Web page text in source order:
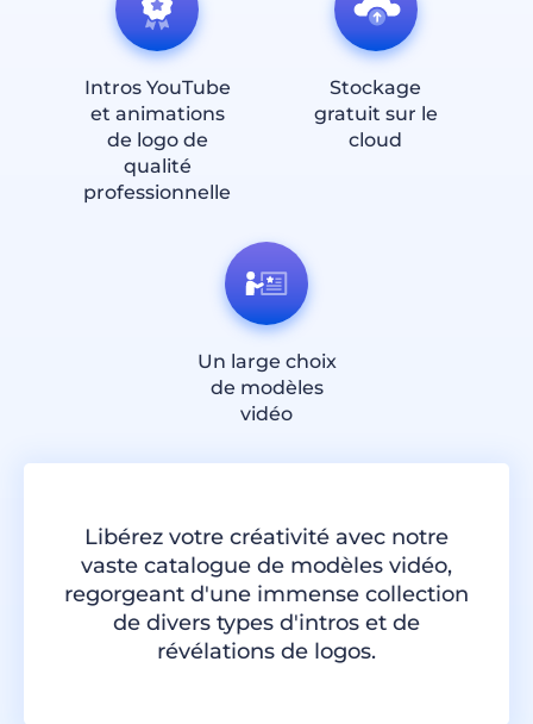
Intros YouTube
et animations
de logo de
qualité
professionnelle
Stockage
gratuit sur le
cloud
Un large choix
de modèles
vidéo
Libérez votre créativité avec notre
vaste catalogue de modèles vidéo,
regorgeant d'une immense collection
de divers types d'intros et de
révélations de logos.